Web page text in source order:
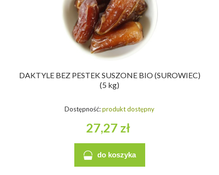
DAKTYLE BEZ PESTEK SUSZONE BIO (SUROWIEC)
(5 kg)
Dostępność:produkt dostępny
27,27 zł
do koszyka